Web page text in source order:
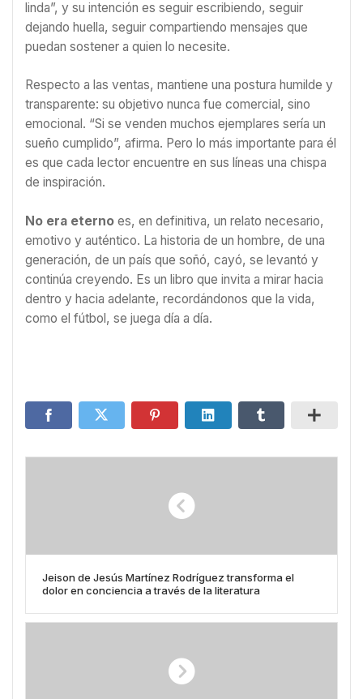
linda”, y su intención es seguir escribiendo, seguir
dejando huella, seguir compartiendo mensajes que
puedan sostener a quien lo necesite.
Respecto a las ventas, mantiene una postura humilde y
transparente: su objetivo nunca fue comercial, sino
emocional. “Si se venden muchos ejemplares sería un
sueño cumplido”, afirma. Pero lo más importante para él
es que cada lector encuentre en sus líneas una chispa
de inspiración.
No era eterno es, en definitiva, un relato necesario,
emotivo y auténtico. La historia de un hombre, de una
generación, de un país que soñó, cayó, se levantó y
continúa creyendo. Es un libro que invita a mirar hacia
dentro y hacia adelante, recordándonos que la vida,
como el fútbol, se juega día a día.
Jeison de Jesús Martínez Rodríguez transforma el
dolor en conciencia a través de la literatura